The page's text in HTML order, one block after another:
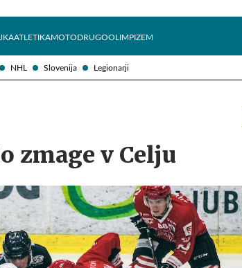
NHL Slovenija Legionarji
ATLETIKAMOTODRUGOOLIMPIZEM
zmage v Celju